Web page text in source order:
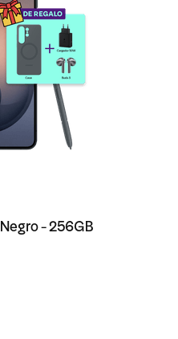
- 256GB